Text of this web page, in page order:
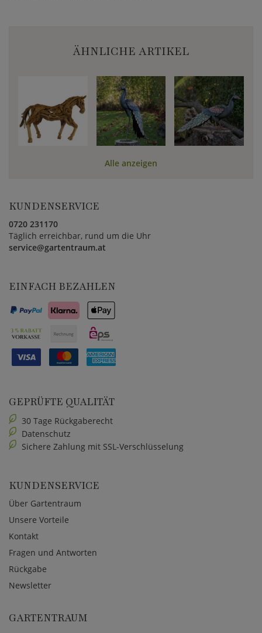
ÄHNLICHE ARTIKEL
Alle anzeigen
KUNDENSERVICE
0720 231170
Täglich erreichbar, rund um die Uhr
service@gartentraum.at
EINFACH BEZAHLEN
GEPRÜFTE QUALITÄT
30 Tage Rückgaberecht
Datenschutz
Sichere Zahlung mit SSL-Verschlüsselung
KUNDENSERVICE
Über Gartentraum
Unsere Vorteile
Kontakt
Fragen und Antworten
Rückgabe
Newsletter
GARTENTRAUM